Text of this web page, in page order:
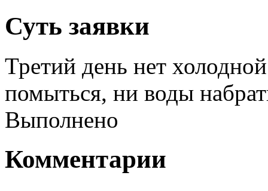
Суть заявки
Третий день нет
помыться, ни воды
Выполнено
Комментарии